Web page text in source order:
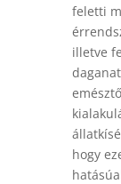
feletti
illetve
hogy